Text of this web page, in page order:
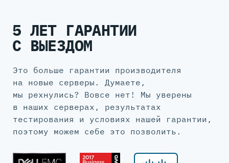
5 ЛЕТ ГАРАНТИИ
С ВЫЕЗДОМ
Это больше гарантии производителя
на новые серверы. Думаете,
мы рехнулись? Вовсе нет! Мы уверены
в наших серверах, результатах
тестирования и условиях нашей гарантии,
поэтому можем себе это позволить.